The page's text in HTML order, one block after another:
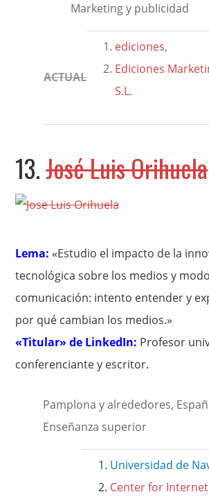
Marketing y publicidad
ACTUAL
ediciones,
Ediciones
S.L.
13.José Luis Orihuela
Lema: «Estudio el impacto de la
tecnológica sobre los medios y
comunicación: intento entender y
por qué cambian los medios.»
«Titular» de LinkedIn: Profesor
conferenciante y escritor.
Pamplona y alrededores,
Enseñanza superior
Universidad de
Center for